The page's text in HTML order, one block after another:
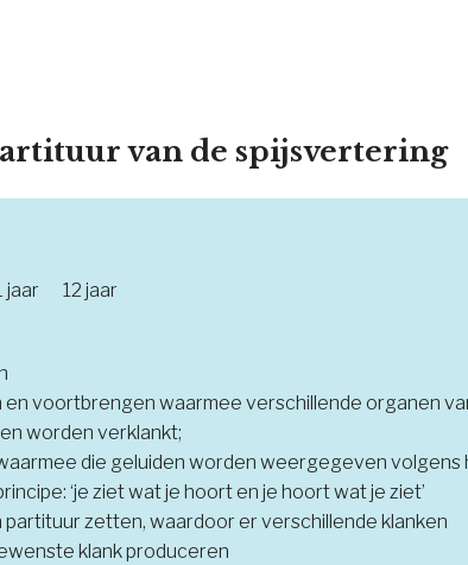
van de spijsvertering
jaar 12 jaar
en voortbrengen waarmee verschillende organen
worden verklankt;
die geluiden worden weergegeven volgens
‘je ziet wat je hoort en je hoort wat je ziet’
zetten, waardoor er verschillende klanken
klank produceren